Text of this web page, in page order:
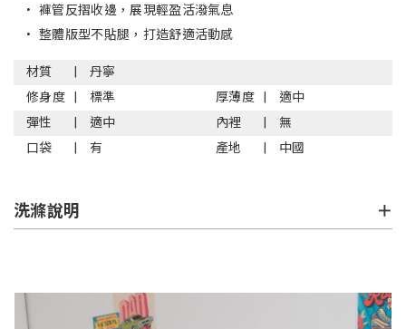
• 褲管反摺收邊，展現輕盈活潑氣息
• 整體版型不貼腿，打造舒適活動感
材質
丹寧
修身度
標準 厚薄度
適中
彈性
適中 內裡
無
口袋
有 產地 中國
洗滌說明